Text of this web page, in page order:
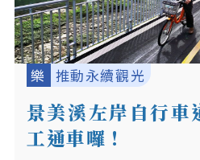
樂 推動永續觀光
景美溪左岸自行車
工通車囉！